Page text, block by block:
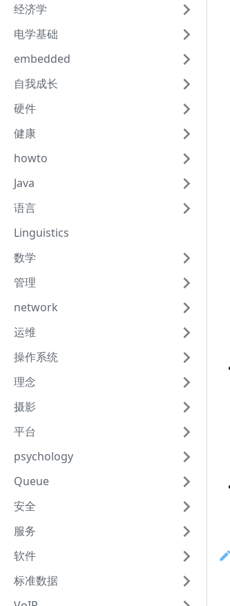
经济学
电学基础
embedded
自我成长
硬件
健康
howto
Java
语言
Linguistics
数学
管理
network
运维
操作系统
理念
摄影
平台
psychology
Queue
安全
服务
软件
标准数据